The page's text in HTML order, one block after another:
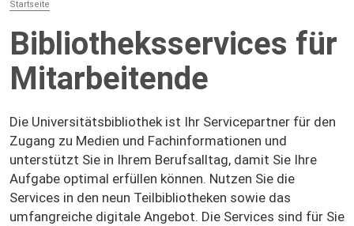
Startseite
Bibliotheksservices für
Mitarbeitende
Die Universitätsbibliothek ist Ihr Servicepartner für den
Zugang zu Medien und Fachinformationen und
unterstützt Sie in Ihrem Berufsalltag, damit Sie Ihre
Aufgabe optimal erfüllen können. Nutzen Sie die
Services in den neun Teilbibliotheken sowie das
umfangreiche digitale Angebot. Die Services sind für Sie